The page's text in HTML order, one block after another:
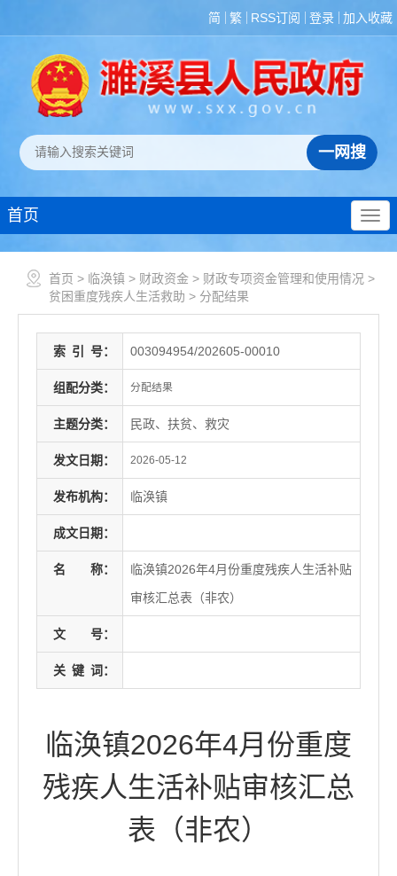
简 繁 RSS订阅 登录 加入收藏
首页
首页 > 临涣镇 > 财政资金 > 财政专项资金管理和使用情况 >
贫困重度残疾人生活救助 > 分配结果
索 引 号： 003094954/202605-00010
组配分类： 分配结果
主题分类： 民政、扶贫、救灾
发文日期： 2026-05-12
发布机构： 临涣镇
成文日期：
名 称：
临涣镇2026年4月份重度残疾人生活补贴
审核汇总表（非农）
文 号：
关 键 词：
临涣镇2026年4月份重度
残疾人生活补贴审核汇总
表（非农）